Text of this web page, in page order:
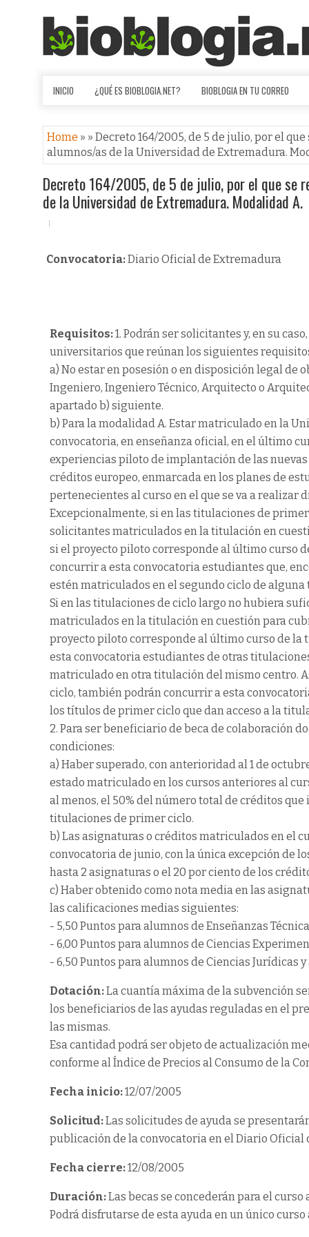
INICIO ¿QUÉ ES BIOBLOGIA.NET? BIOBLOGIA EN TU CORREO
Home » » Decreto 164/2005, de 5 de julio, por el
alumnos/as de la Universidad de Extremadura.
Decreto 164/2005, de 5 de julio, por el que se
de la Universidad de Extremadura. Modalidad A.
Convocatoria:Diario Oficial de Extremadura
Requisitos:1. Podrán ser solicitantes y, en su
universitarios que reúnan los siguientes
a) No estar en posesión o en disposición legal de
Ingeniero, Ingeniero Técnico, Arquitecto o
apartado b) siguiente.
b) Para la modalidad A. Estar matriculado en la
convocatoria, en enseñanza oficial, en el último
experiencias piloto de implantación de las
créditos europeo, enmarcada en los planes de
pertenecientes al curso en el que se va a realizar
Excepcionalmente, si en las titulaciones de
solicitantes matriculados en la titulación en
si el proyecto piloto corresponde al último curso
concurrir a esta convocatoria estudiantes que,
estén matriculados en el segundo ciclo de
Si en las titulaciones de ciclo largo no hubiera
matriculados en la titulación en cuestión para
proyecto piloto corresponde al último curso de
esta convocatoria estudiantes de otras
matriculado en otra titulación del mismo centro.
ciclo, también podrán concurrir a esta
los títulos de primer ciclo que dan acceso a la
2. Para ser beneficiario de beca de colaboración
condiciones:
a) Haber superado, con anterioridad al 1 de
estado matriculado en los cursos anteriores al
al menos, el 50% del número total de créditos
titulaciones de primer ciclo.
b) Las asignaturas o créditos matriculados en el
convocatoria de junio, con la única excepción de
hasta 2 asignaturas o el 20 por ciento de los
c) Haber obtenido como nota media en las
las calificaciones medias siguientes:
- 5,50 Puntos para alumnos de Enseñanzas
- 6,00 Puntos para alumnos de Ciencias
- 6,50 Puntos para alumnos de Ciencias Jurídicas
Dotación:La cuantía máxima de la subvención
los beneficiarios de las ayudas reguladas en el
las mismas.
Esa cantidad podrá ser objeto de actualización
conforme al Índice de Precios al Consumo de la
Fecha inicio:12/07/2005
Solicitud:Las solicitudes de ayuda se
publicación de la convocatoria en el Diario Oficial
Fecha cierre:12/08/2005
Duración:Las becas se concederán para el
Podrá disfrutarse de esta ayuda en un único curso